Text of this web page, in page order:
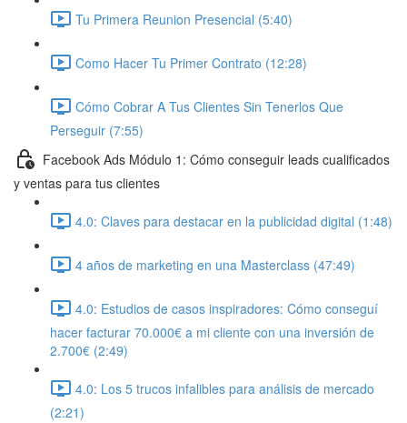
Tu Primera Reunion Presencial (5:40)
Como Hacer Tu Primer Contrato (12:28)
Cómo Cobrar A Tus Clientes Sin Tenerlos Que
Perseguir (7:55)
Facebook Ads Módulo 1: Cómo conseguir leads cualificados
y ventas para tus clientes
4.0: Claves para destacar en la publicidad digital (1:48)
4 años de marketing en una Masterclass (47:49)
4.0: Estudios de casos inspiradores: Cómo conseguí
hacer facturar 70.000€ a mi cliente con una inversión de
2.700€ (2:49)
4.0: Los 5 trucos infalibles para análisis de mercado
(2:21)